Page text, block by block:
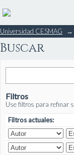
Buscar
Universidad CESMAG →
Buscar
Filtros
Use filtros para refinar
Filtros actuales: